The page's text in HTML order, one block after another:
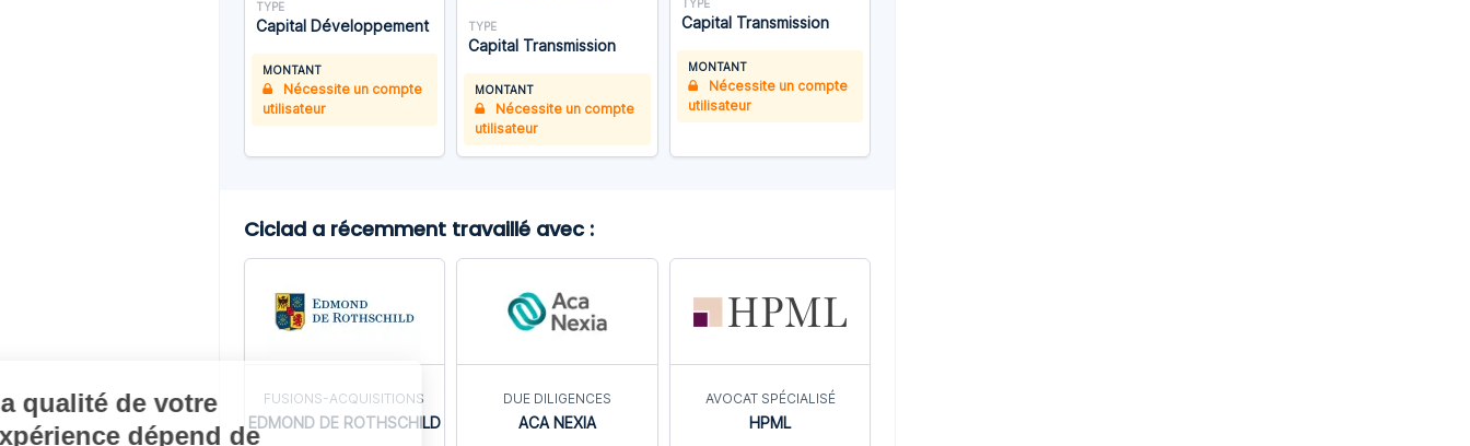
La qualité de votre
expérience dépend de
TYPE
Capital Développement
MONTANT
Nécessite un compte
utilisateur
TYPE
Capital Transmission
MONTANT
Nécessite un compte
utilisateur
TYPE
Capital Transmission
MONTANT
Nécessite un compte
utilisateur
Ciclad a récemment travaillé avec :
FUSIONS-ACQUISITIONS
EDMOND DE ROTHSCHILD
DUE DILIGENCES
ACA NEXIA
AVOCAT SPÉCIALISÉ
HPML